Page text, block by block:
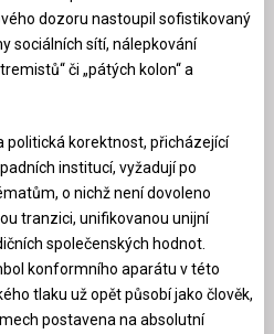
dozoru nastoupil sofistikovaný
sociálních sítí, nálepkování
či „pátých kolon“ a
politická korektnost, přicházející
institucí, vyžadují po
o nichž není dovoleno
tranzici, unifikovanou unijní
společenských hodnot.
konformního aparátu v této
tlaku už opět působí jako člověk,
postavena na absolutní